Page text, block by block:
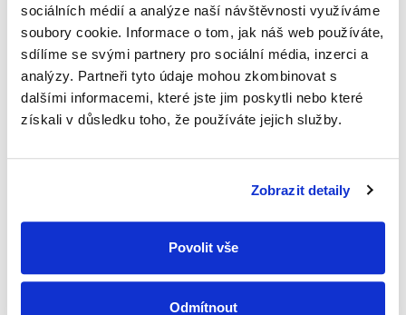
sociálních médií a analýze naší návštěvnosti využíváme
soubory cookie. Informace o tom, jak náš web používáte,
sdílíme se svými partnery pro sociální média, inzerci a
analýzy. Partneři tyto údaje mohou zkombinovat s
dalšími informacemi, které jste jim poskytli nebo které
získali v důsledku toho, že používáte jejich služby.
Zobrazit detaily
Povolit vše
Odmítnout
Páteřní cyklostezka podél Baťova kanálu je ideálním
místem pro in-line bruslaře a to především na trase od
Otrokovic. Na Východní Moravě v současné době
převládá především asfaltový povrch cyklostezky, takže